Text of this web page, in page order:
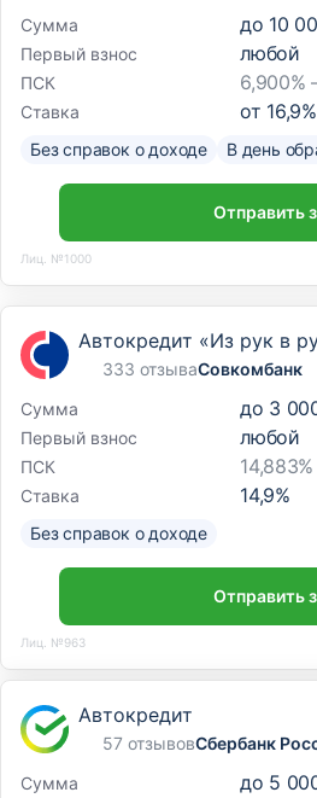
Сумма
до 10
Первый взнос любой
ПСК 6,900%
Ставка от 16,9%
Без справок о доходе В день
Отправить
Лиц. №1000
Автокредит «Из рук в
333 отзываСовкомбанк
Сумма
до 3
Первый взнос любой
ПСК
Ставка 14,9%
Без справок о доходе
Отправить
Лиц. №963
Автокредит
57 отзывовСбербанк
Сумма
до 5